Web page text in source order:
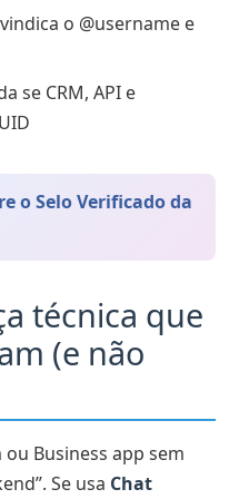
o @username e
se CRM, API e
o Selo Verificado da
técnica que
(e não
Business app sem
Se usa Chat